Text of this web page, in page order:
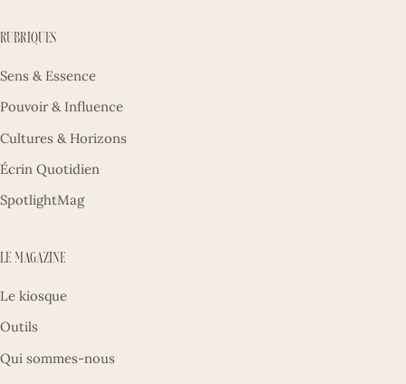
Rubriques
Sens & Essence
Pouvoir & Influence
Cultures & Horizons
Écrin Quotidien
SpotlightMag
Le magazine
Le kiosque
Outils
Qui sommes-nous